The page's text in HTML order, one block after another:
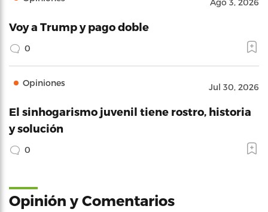
Ago 3, 2026
Voy a Trump y pago doble
0
Opiniones Jul 30, 2026
El sinhogarismo juvenil tiene rostro, historia
y solución
0
Opinión y Comentarios